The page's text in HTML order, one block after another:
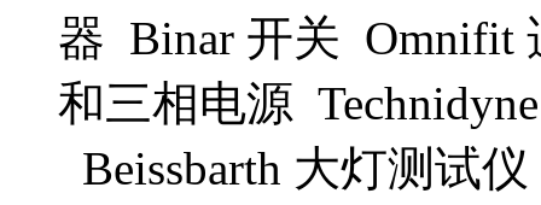
器 Binar 开关 Omnifit
和三相电源
Beissbarth 大灯测试